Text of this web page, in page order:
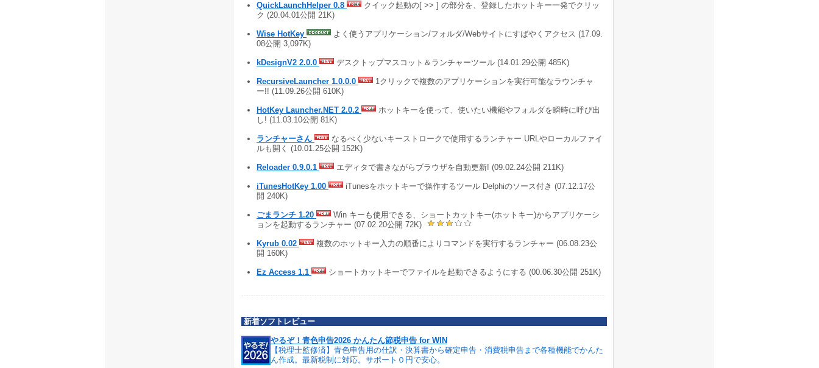
QuickLaunchHelper 0.8
クイック起動の[ >> ] の部分を、登録したホットキー一発でクリッ
ク (20.04.01公開 21K)
Wise HotKey
よく使うアプリケーション/フォルダ/Webサイトにすばやくアクセス (17.09.
08公開 3,097K)
kDesignV2 2.0.0 デスクトップマスコット＆ランチャーツール (14.01.29公開 485K)
RecursiveLauncher 1.0.0.0
1クリックで複数のアプリケーションを実行可能なラウンチャ
ー!! (11.09.26公開 610K)
HotKey Launcher.NET 2.0.2
ホットキーを使って、使いたい機能やフォルダを瞬時に呼び出
し! (11.03.10公開 81K)
ランチャーさん
なるべく少ないキーストロークで使用するランチャー URLやローカルファイ
ルも開く (10.01.25公開 152K)
Reloader 0.9.0.1 エディタで書きながらブラウザを自動更新! (09.02.24公開 211K)
iTunesHotKey 1.00
iTunesをホットキーで操作するツール Delphiのソース付き (07.12.17公
開 240K)
ごまランチ 1.20
Win キーも使用できる、ショートカットキー(ホットキー)からアプリケーシ
ョンを起動するランチャー (07.02.20公開 72K)
Kyrub 0.02
複数のホットキー入力の順番によりコマンドを実行するランチャー (06.08.23公
開 160K)
Ez Access 1.1 ショートカットキーでファイルを起動できるようにする (00.06.30公開 251K)
新着ソフトレビュー
やるぞ！青色申告2026 かんたん節税申告 for WIN
【税理士監修済】青色申告用の仕訳・決算書から確定申告・消費税申告まで各種機能でかんた
ん作成。最新税制に対応。サポート０円で安心。